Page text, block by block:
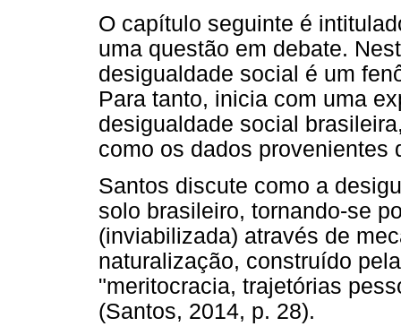
O capítulo seguinte é
uma questão em debate.
desigualdade social é um
Para tanto, inicia com uma
desigualdade social
como os dados provenientes
Santos discute como a
solo brasileiro, tornando-se
(inviabilizada) através de
naturalização, construído
"meritocracia, trajetórias
(Santos, 2014, p. 28).